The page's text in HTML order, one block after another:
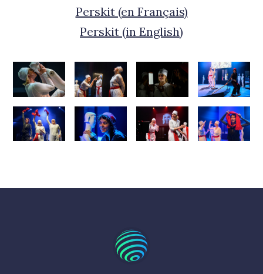
Perskit (en Français)
Perskit (in English)